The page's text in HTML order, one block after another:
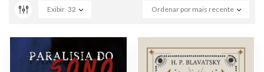
Ordenar por mais recente
Exibir 32